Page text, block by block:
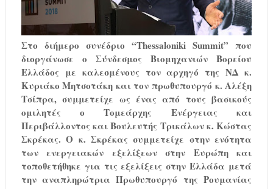
Στο διήμερο συνέδριο “Thessaloniki Summit” που
διοργάνωσε ο Σύνδεσμος Βιομηχανιών Βορείου
Ελλάδος με καλεσμένους τον αρχηγό της ΝΔ κ.
Κυριάκο Μητσοτάκη και τον πρωθυπουργό κ. Αλέξη
Τσίπρα, συμμετείχε ως ένας από τους βασικούς
ομιλητές ο Τομεάρχης Ενέργειας και
Περιβάλλοντος και Βουλευτής Τρικάλων κ. Κώστας
Σκρέκας. Ο κ. Σκρέκας συμμετείχε στην ενότητα
των ενεργειακών εξελίξεων στην Ευρώπη και
τοποθετήθηκε για τις εξελίξεις στην Ελλάδα μετά
την αναπληρώτρια Πρωθυπουργό της Ρουμανίας